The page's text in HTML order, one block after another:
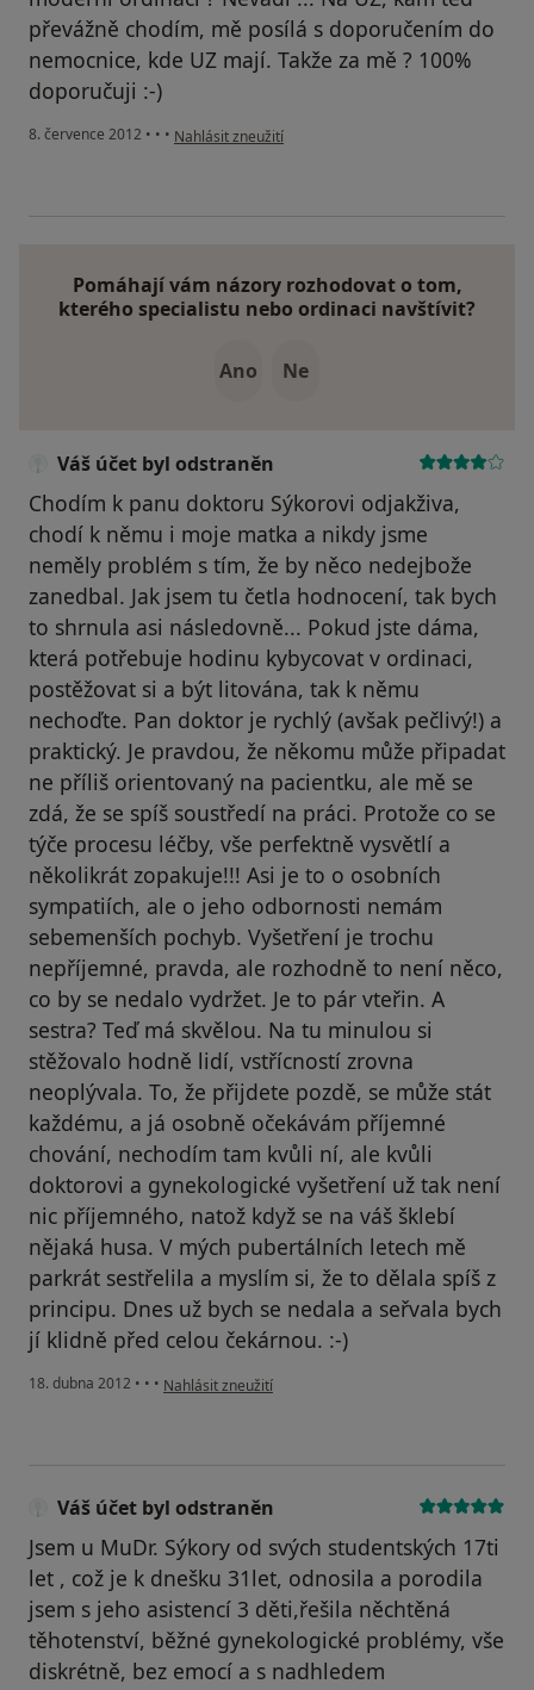
převážně chodím, mě posílá s doporučením do
nemocnice, kde UZ mají. Takže za mě ? 100%
doporučuji :-)
8. července 2012 • • • podle názoru uživatele Váš účet byl odstraněn
Nahlásit zneužití
Pomáhají vám názory rozhodovat o tom,
kterého specialistu nebo ordinaci navštívit?
Ano Ne
Váš účet byl odstraněn
Chodím k panu doktoru Sýkorovi odjakživa,
chodí k němu i moje matka a nikdy jsme
neměly problém s tím, že by něco nedejbože
zanedbal. Jak jsem tu četla hodnocení, tak bych
to shrnula asi následovně... Pokud jste dáma,
která potřebuje hodinu kybycovat v ordinaci,
postěžovat si a být litována, tak k němu
nechoďte. Pan doktor je rychlý (avšak pečlivý!) a
praktický. Je pravdou, že někomu může připadat
ne příliš orientovaný na pacientku, ale mě se
zdá, že se spíš soustředí na práci. Protože co se
týče procesu léčby, vše perfektně vysvětlí a
několikrát zopakuje!!! Asi je to o osobních
sympatiích, ale o jeho odbornosti nemám
sebemenších pochyb. Vyšetření je trochu
nepříjemné, pravda, ale rozhodně to není něco,
co by se nedalo vydržet. Je to pár vteřin. A
sestra? Teď má skvělou. Na tu minulou si
stěžovalo hodně lidí, vstřícností zrovna
neoplývala. To, že přijdete pozdě, se může stát
každému, a já osobně očekávám příjemné
chování, nechodím tam kvůli ní, ale kvůli
doktorovi a gynekologické vyšetření už tak není
nic příjemného, natož když se na váš šklebí
nějaká husa. V mých pubertálních letech mě
parkrát sestřelila a myslím si, že to dělala spíš z
principu. Dnes už bych se nedala a seřvala bych
jí klidně před celou čekárnou. :-)
18. dubna 2012 • • • podle názoru uživatele Váš účet byl odstraněn
Nahlásit zneužití
Váš účet byl odstraněn
Jsem u MuDr. Sýkory od svých studentských 17ti
let , což je k dnešku 31let, odnosila a porodila
jsem s jeho asistencí 3 děti,řešila něchtěná
těhotenství, běžné gynekologické problémy, vše
diskrétně, bez emocí a s nadhledem